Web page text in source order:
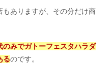
ありますが、その分だけ商
みでガトーフェスタハラダ
るのです。